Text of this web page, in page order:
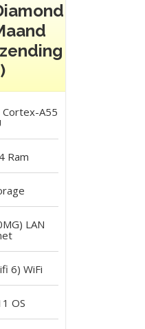
Cortex-A55
Ram
LAN
6) WiFi
OS